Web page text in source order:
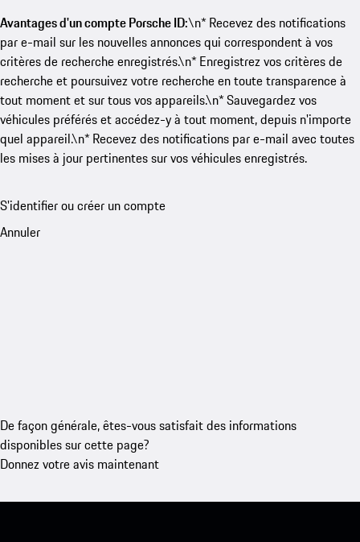
Avantages d'un compte Porsche ID:\n* Recevez des notifications
par e-mail sur les nouvelles annonces qui correspondent à vos
critères de recherche enregistrés.\n* Enregistrez vos critères de
recherche et poursuivez votre recherche en toute transparence à
tout moment et sur tous vos appareils.\n* Sauvegardez vos
véhicules préférés et accédez-y à tout moment, depuis n'importe
quel appareil.\n* Recevez des notifications par e-mail avec toutes
les mises à jour pertinentes sur vos véhicules enregistrés.
S'identifier ou créer un compte
Annuler
De façon générale, êtes-vous satisfait des informations
disponibles sur cette page?
Donnez votre avis maintenant